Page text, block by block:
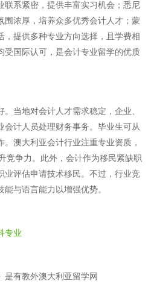
联系紧密，提供丰富实习机会；悉尼
围浓厚，培养众多优秀会计人才；蒙
，提供多种专业方向选择，且学费相
受国际认可，是会计专业留学的优质
当地对会计人才需求稳定，企业、
会计人员处理财务事务。毕业生可从
澳大利亚会计行业注重专业资质，
竞争力。此外，会计作为移民紧缺职
业评估申请技术移民。不过，行业竞
与语言能力以增强优势。
专业
是有教外澳大利亚留学网